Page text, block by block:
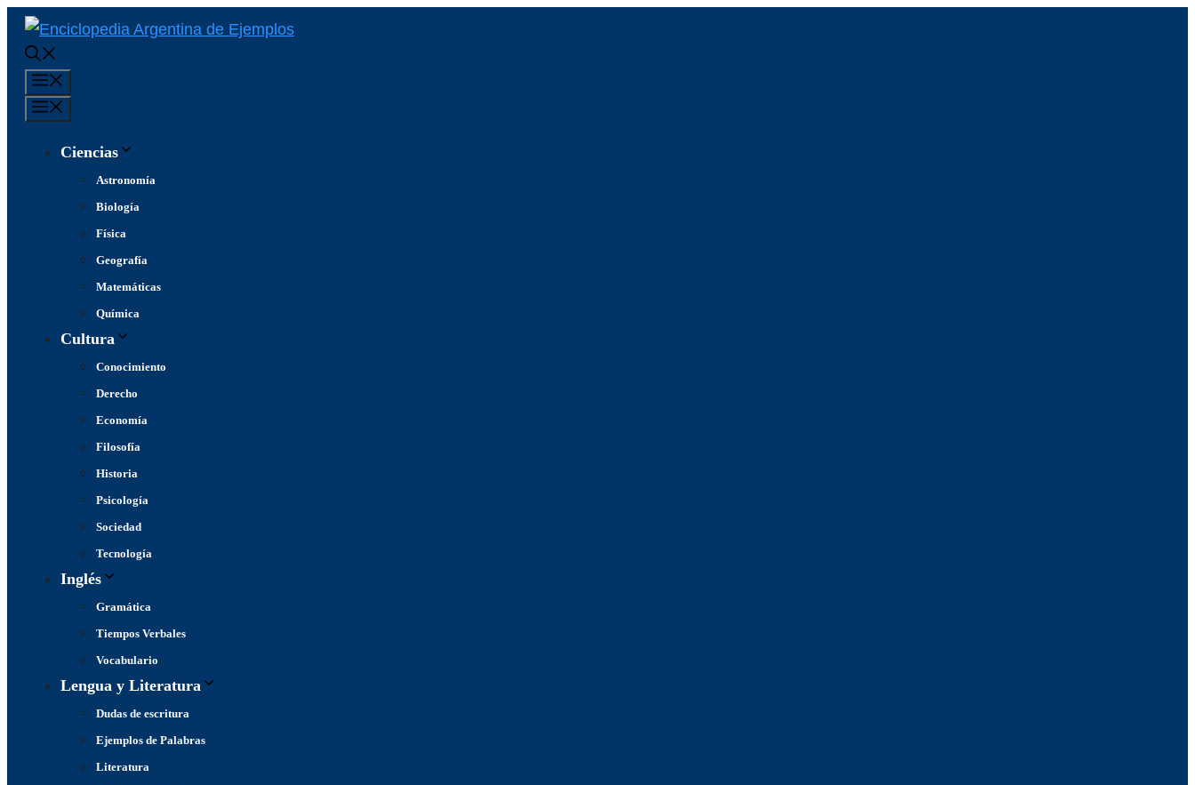
Saltar
contenido
Ciencias
Astronomía
Biología
Física
Geografía
Matemáticas
Química
Cultura
Conocimiento
Derecho
Economía
Filosofía
Historia
Psicología
Sociedad
Tecnología
Inglés
Gramática
Tiempos Verbales
Vocabulario
Lengua y Literatura
Dudas de escritura
Ejemplos de Palabras
Literatura